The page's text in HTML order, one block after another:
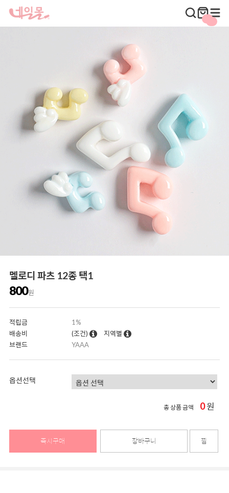
멜로디 파츠 12종 택1
800원
적립금
1%
배송비
(조건)
지역별
브랜드
YAAA
옵션선택
총 상품 금액 0원
즉시구매 장바구니 찜